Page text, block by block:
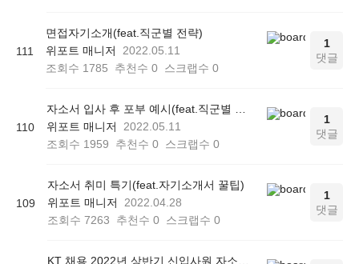
111
면접자기소개(feat.직군별 전략)
위포트 매니저
2022.05.11
조회수 1785 추천수 0 스크랩수 0
1
댓글
110
위포트 매니저
2022.05.11
조회수 1959 추천수 0 스크랩수 0
1
댓글
109
자소서 취미 특기(feat.자기소개서 꿀팁)
위포트 매니저
2022.04.28
조회수 7263 추천수 0 스크랩수 0
1
댓글